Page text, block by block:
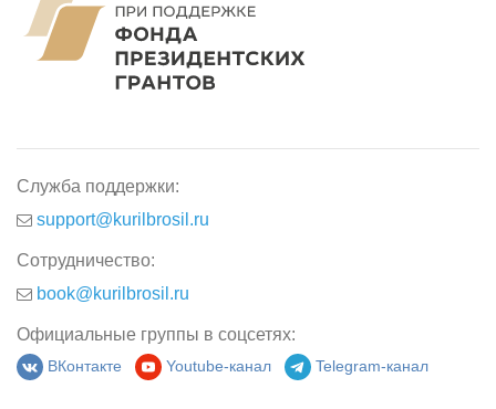
Служба поддержки:
support@kurilbrosil.ru
Сотрудничество:
book@kurilbrosil.ru
Официальные группы в соцсетях:
ВКонтакте Youtube-канал Telegram-канал